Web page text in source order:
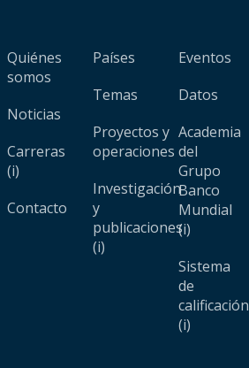
Quiénes
somos
Noticias
Carreras
(i)
Contacto
Países
Temas
Proyectos y
operaciones
Investigación
y
publicaciones
(i)
Eventos
Datos
Academia
del
Grupo
Banco
Mundial
(i)
Sistema
de
calificación
(i)